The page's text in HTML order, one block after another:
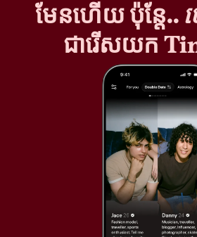
មែនហើយ ប៉ុន្តែ..
ជារើសយក